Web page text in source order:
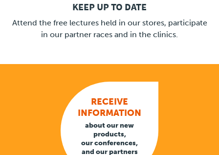
LINK
KEEP UP TO DATE
Attend the free lectures held in our stores, participate
in our partner races and in the clinics.
RECEIVE
INFORMATION
about our new
products,
our conferences,
and our partners